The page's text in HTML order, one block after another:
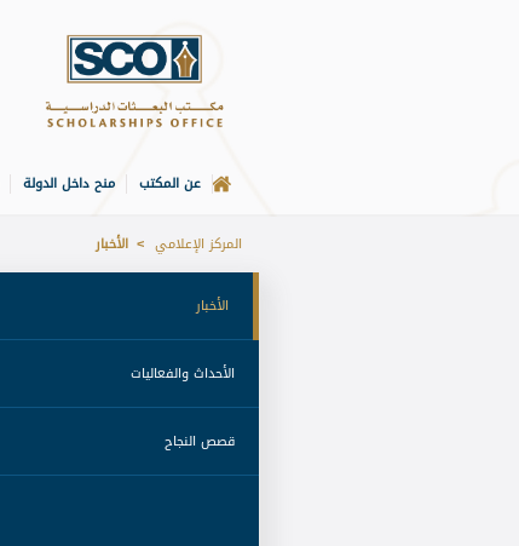
الصفحة الرئيسة
عن المكتب منح داخل الدولة
المركز الإعلامي الأخبار
قصص النجاح